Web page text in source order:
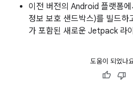
이전 버전의 Android 플랫폼
정보 보호 샌드박스)를 빌드하
가 포함된 새로운 Jetpack 라
도움이 되었나